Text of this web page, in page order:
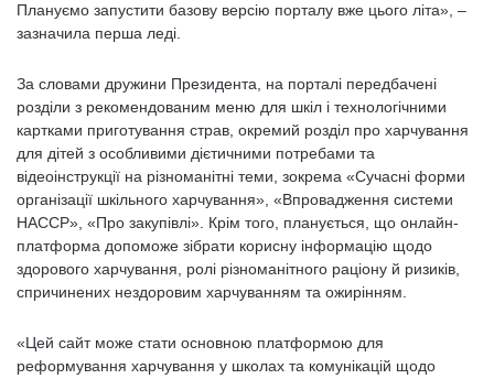
Плануємо запустити базову версію порталу вже цього літа», –
зазначила перша леді.
За словами дружини Президента, на порталі передбачені
розділи з рекомендованим меню для шкіл і технологічними
картками приготування страв, окремий розділ про харчування
для дітей з особливими дієтичними потребами та
відеоінструкції на різноманітні теми, зокрема «Сучасні форми
організації шкільного харчування», «Впровадження системи
HACCP», «Про закупівлі». Крім того, планується, що онлайн-
платформа допоможе зібрати корисну інформацію щодо
здорового харчування, ролі різноманітного раціону й ризиків,
спричинених нездоровим харчуванням та ожирінням.
«Цей сайт може стати основною платформою для
реформування харчування у школах та комунікацій щодо